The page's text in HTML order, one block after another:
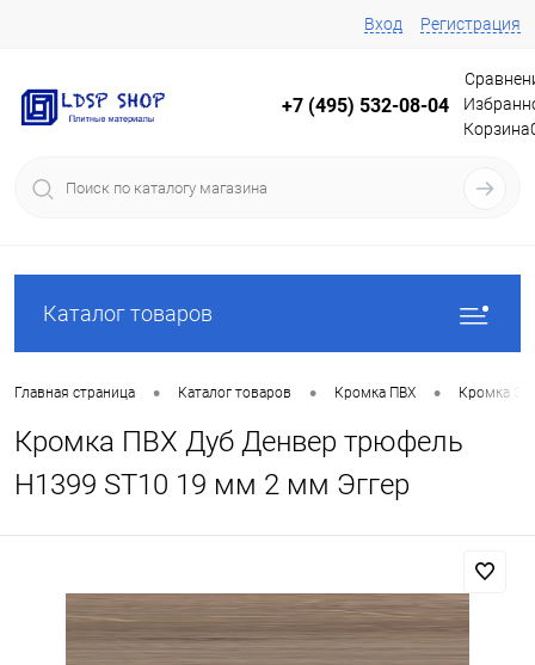
Вход Регистрация
+7 (495) 532-08-04
Корзина
Каталог товаров
Главная страница • Каталог товаров • Кромка ПВХ • Кромка
Кромка ПВХ Дуб Денвер трюфель
Н1399 ST10 19 мм 2 мм Эггер